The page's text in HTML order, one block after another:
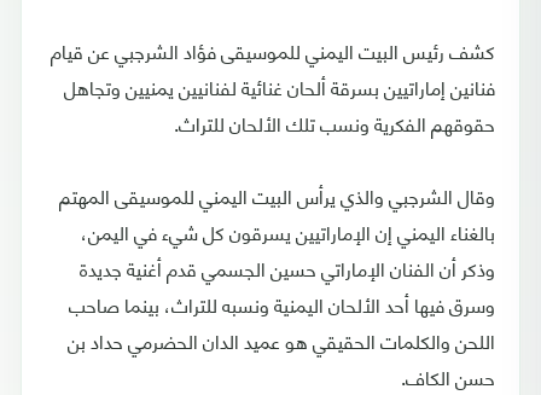
كشف رئيس البيت اليمني للموسيقى فؤاد الشرجبي عن قيام
فنانين إماراتيين بسرقة ألحان غنائية لفنانيين يمنيين وتجاهل
حقوقهم الفكرية ونسب تلك الألحان للتراث.
وقال الشرجبي والذي يرأس البيت اليمني للموسيقى المهتم
بالغناء اليمني إن الإماراتيين يسرقون كل شيء في اليمن،
وذكر أن الفنان الإماراتي حسين الجسمي قدم أغنية جديدة
وسرق فيها أحد الألحان اليمنية ونسبه للتراث، بينما صاحب
اللحن والكلمات الحقيقي هو عميد الدان الحضرمي حداد بن
حسن الكاف.